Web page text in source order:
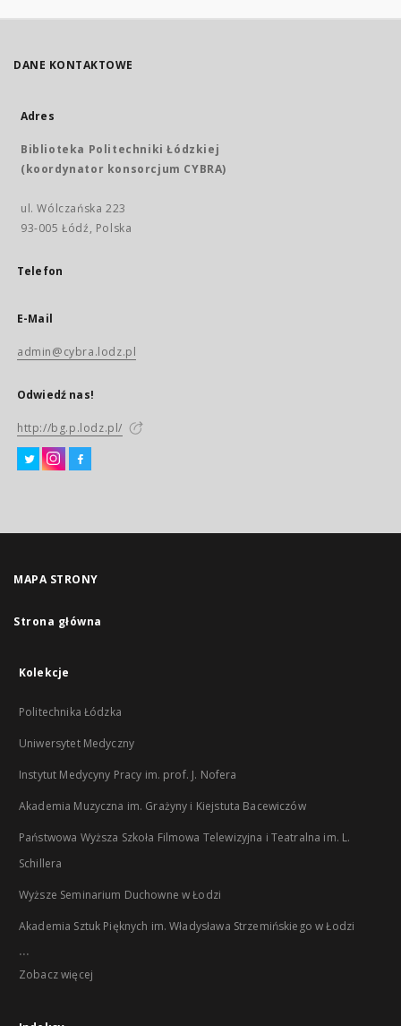
DANE KONTAKTOWE
Adres
Biblioteka Politechniki Łódzkiej
(koordynator konsorcjum CYBRA)
ul. Wólczańska 223
93-005 Łódź, Polska
Telefon
E-Mail
admin@cybra.lodz.pl
Odwiedź nas!
http://bg.p.lodz.pl/
MAPA STRONY
Strona główna
Kolekcje
Politechnika Łódzka
Uniwersytet Medyczny
Instytut Medycyny Pracy im. prof. J. Nofera
Akademia Muzyczna im. Grażyny i Kiejstuta Bacewiczów
Państwowa Wyższa Szkoła Filmowa Telewizyjna i Teatralna im. L.
Schillera
Wyższe Seminarium Duchowne w Łodzi
Akademia Sztuk Pięknych im. Władysława Strzemińskiego w Łodzi
...
Zobacz więcej